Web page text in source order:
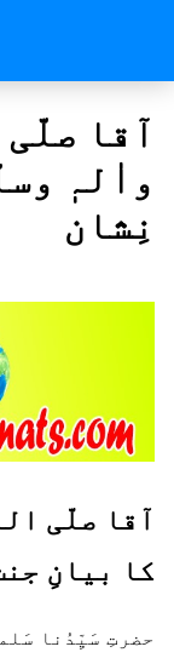
آقا
واٰلہٖ
نِشان
آقا صلّی
کا بیانِ
حضرتِ سَیِّدُنا